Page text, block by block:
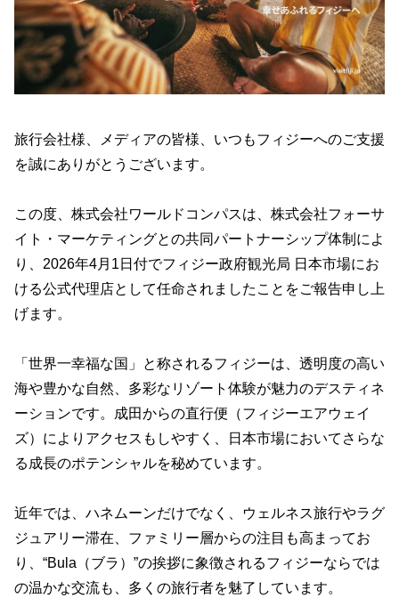
旅行会社様、メディアの皆様、いつもフィジーへのご支援
を誠にありがとうございます。
この度、株式会社ワールドコンパスは、株式会社フォーサ
イト・マーケティングとの共同パートナーシップ体制によ
り、2026年4月1日付でフィジー政府観光局 日本市場にお
ける公式代理店として任命されましたことをご報告申し上
げます。
「世界一幸福な国」と称されるフィジーは、透明度の高い
海や豊かな自然、多彩なリゾート体験が魅力のデスティネ
ーションです。成田からの直行便（フィジーエアウェイ
ズ）によりアクセスもしやすく、日本市場においてさらな
る成長のポテンシャルを秘めています。
近年では、ハネムーンだけでなく、ウェルネス旅行やラグ
ジュアリー滞在、ファミリー層からの注目も高まってお
り、“Bula（ブラ）”の挨拶に象徴されるフィジーならでは
の温かな交流も、多くの旅行者を魅了しています。